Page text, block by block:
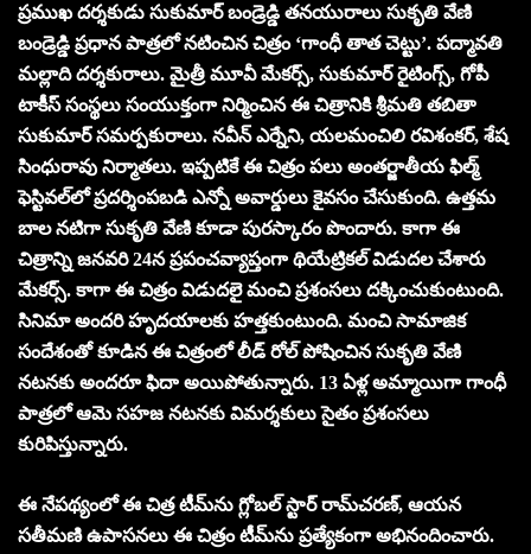
ప్రముఖ దర్శకుడు సుకుమార్‌ బండ్రెడ్డి తనయురాలు సుకృతి వేణి
బండ్రెడ్డి ప్రధాన పాత్రలో నటించిన చిత్రం ‘గాంధీ తాత చెట్టు’. పద్మావతి
మల్లాది దర్శకురాలు. మైత్రీ మూవీ మేకర్స్‌, సుకుమార్‌ రైటింగ్స్‌, గోపీ
టాకీస్‌ సంస్థలు సంయుక్తంగా నిర్మించిన ఈ చిత్రానికి శ్రీమతి తబితా
సుకుమార్‌ సమర్పకురాలు. నవీన్‌ ఎర్నేని, యలమంచిలి రవిశంకర్‌, శేష
సింధురావు నిర్మాతలు. ఇప్పటికే ఈ చిత్రం పలు అంతర్జాతీయ ఫిల్మ్
ఫెస్టివల్‌లో ప్రదర్శింపబడి ఎన్నో అవార్డులు కైవసం చేసుకుంది. ఉత్తమ
బాల నటిగా సుకృతి వేణి కూడా పురస్కారం పొందారు. కాగా ఈ
చిత్రాన్ని జనవరి 24న ప్రపంచవ్యాప్తంగా థియేట్రికల్‌ విడుదల చేశారు
మేకర్స్‌. కాగా ఈ చిత్రం విడుదలై మంచి ప్రశంసలు దక్కించుకుంటుంది.
సినిమా అందరి హృదయాలకు హత్తకుంటుంది. మంచి సామాజిక
సందేశంతో కూడిన ఈ చిత్రంలో లీడ్‌ రోల్‌ పోషించిన సుకృతి వేణి
నటనకు అందరూ ఫిదా అయిపోతున్నారు. 13 ఏళ్ల అమ్మాయిగా గాంధీ
పాత్రలో ఆమె సహజ నటనకు విమర్శకులు సైతం ప్రశంసలు
కురిపిస్తున్నారు.
ఈ నేపథ్యంలో ఈ చిత్ర టీమ్‌ను గ్లోబల్‌ స్టార్‌ రామ్‌చరణ్‌, ఆయన
సతీమణి ఉపాసనలు ఈ చిత్రం టీమ్‌ను ప్రత్యేకంగా అభినందించారు.